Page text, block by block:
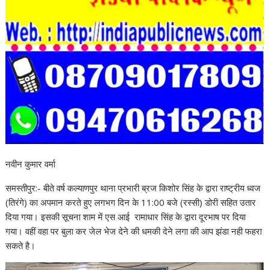
नवीन कुमार वर्मा
समस्तीपुर:- बीते वर्ष कल्याणपुर थाना प्रभारी ब्रज किशोर सिंह के द्वारा राष्ट्रीय ध्वज
(तिरंगे) का अपमान करते हुए लगभग दिन के 11:00 बजे (रस्सी) डोरी सहित उतार
दिया गया। इसकी सूचना शाम में एस आई रामाधार सिंह के द्वारा दूरभाष पर दिया
गया। वहीं वहा पर बुला कर जेल भेज देने की धमकी देने लगा की आप झंडा नही फहरा
सकते है।